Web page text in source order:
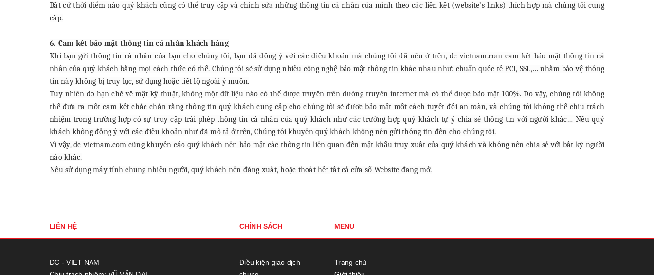
Bất cứ thời điểm nào quý khách cũng có thể truy cập và chỉnh sửa những thông tin cá nhân của mình theo các liên kết (website’s links) thích hợp mà chúng tôi cung
cấp.
6. Cam kết bảo mật thông tin cá nhân khách hàng
Khi bạn gửi thông tin cá nhân của bạn cho chúng tôi, bạn đã đồng ý với các điều khoản mà chúng tôi đã nêu ở trên, dc-vietnam.com cam kết bảo mật thông tin cá
nhân của quý khách bằng mọi cách thức có thể. Chúng tôi sẽ sử dụng nhiều công nghệ bảo mật thông tin khác nhau như: chuẩn quốc tế PCI, SSL,… nhằm bảo vệ thông
tin này không bị truy lục, sử dụng hoặc tiết lộ ngoài ý muốn.
Tuy nhiên do hạn chế về mặt kỹ thuật, không một dữ liệu nào có thể được truyền trên đường truyền internet mà có thể được bảo mật 100%. Do vậy, chúng tôi không
thể đưa ra một cam kết chắc chắn rằng thông tin quý khách cung cấp cho chúng tôi sẽ được bảo mật một cách tuyệt đối an toàn, và chúng tôi không thể chịu trách
nhiệm trong trường hợp có sự truy cập trái phép thông tin cá nhân của quý khách như các trường hợp quý khách tự ý chia sẻ thông tin với người khác… Nếu quý
khách không đồng ý với các điều khoản như đã mô tả ở trên, Chúng tôi khuyên quý khách không nên gửi thông tin đến cho chúng tôi.
Vì vậy, dc-vietnam.com cũng khuyến cáo quý khách nên bảo mật các thông tin liên quan đến mật khẩu truy xuất của quý khách và không nên chia sẻ với bất kỳ người
nào khác.
Nếu sử dụng máy tính chung nhiều người, quý khách nên đăng xuất, hoặc thoát hết tất cả cửa sổ Website đang mở.
LIÊN HỆ CHÍNH SÁCH MENU
DC - VIET NAM
Điều kiện giao dịch
Trang chủ